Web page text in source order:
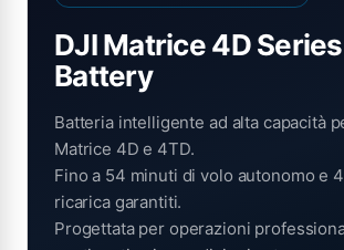
DJI Matrice 4D Series
Battery
Batteria intelligente ad alta capacità
Matrice 4D e 4TD.
Fino a 54 minuti di volo autonomo e
ricarica garantiti.
Progettata per operazioni